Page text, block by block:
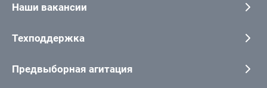
Наши вакансии
Техподдержка
Предвыборная агитация